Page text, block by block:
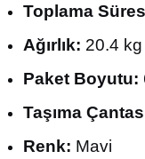
Toplama
Ağırlık: 20.4 kg
Paket Boyutu:
Taşıma
Renk: Mavi